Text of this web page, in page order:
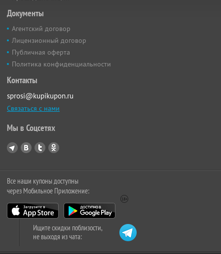
Документы
Агентский договор
Лицензионный договор
Публичная оферта
Политика конфиденциальности
Контакты
sprosi@kupikupon.ru
Связаться с нами
Мы в Соцсетях
Все наши купоны доступны
через Мобильное Приложение:
Ищите скидки поблизости,
не выходя из чата: